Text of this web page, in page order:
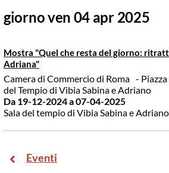
giorno ven 04 apr 2025
Mostra "Quel che resta del giorno:
Adriana"
Camera di Commercio di Roma -
del Tempio di Vibia Sabina e Adriano
Da 19-12-2024a 07-04-2025
Sala del tempio di Vibia Sabina e Adriano
Eventi